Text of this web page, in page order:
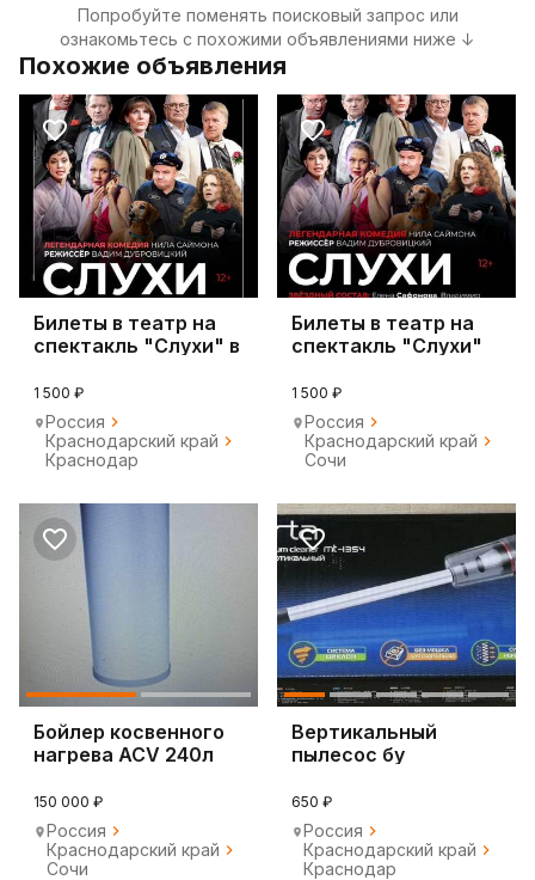
Попробуйте поменять поисковый запрос или
ознакомьтесь с похожими объявлениями ниже ↓
Похожие объявления
Билеты в театр на
спектакль "Слухи" в
1 500 ₽
Россия
Краснодарский край
Краснодар
Билеты в театр на
спектакль "Слухи"
1 500 ₽
Россия
Краснодарский край
Сочи
Бойлер косвенного
нагрева ACV 240л
150 000 ₽
Россия
Краснодарский край
Сочи
Вертикальный
пылесос бу
650 ₽
Россия
Краснодарский край
Краснодар